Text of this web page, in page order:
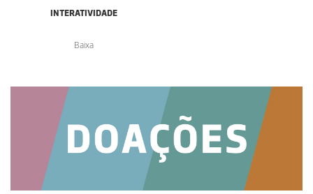
INTERATIVIDADE
Baixa